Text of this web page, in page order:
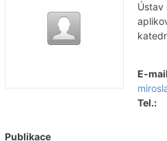
Ústav
E-
Tel.:
Publikace